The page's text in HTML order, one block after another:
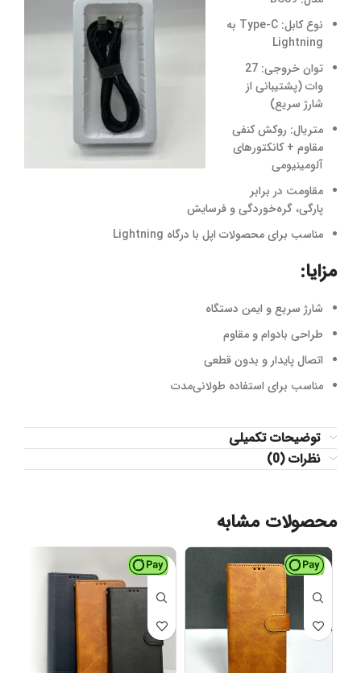
نوع کابل: Type-C به
Lightning
توان خروجی: 27
وات (پشتیبانی از
شارژ سریع)
متریال: روکش کنفی
مقاوم + کانکتورهای
آلومینیومی
مقاومت در برابر
پارگی، گره‌خوردگی و فرسایش
مناسب برای محصولات اپل با درگاه Lightning
مزایا:
شارژ سریع و ایمن دستگاه
طراحی بادوام و مقاوم
اتصال پایدار و بدون قطعی
مناسب برای استفاده طولانی‌مدت
توضیحات تکمیلی
نظرات (0)
محصولات مشابه